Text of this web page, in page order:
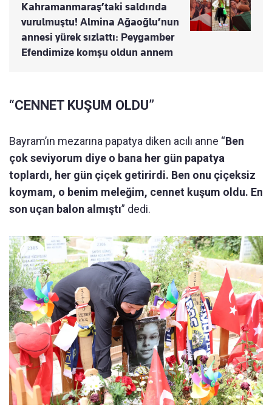
Kahramanmaraş’taki saldırıda
vurulmuştu! Almina Ağaoğlu’nun
annesi yürek sızlattı: Peygamber
Efendimize komşu oldun annem
“CENNET KUŞUM OLDU”
Bayram’ın mezarına papatya diken acılı anne “Ben
çok seviyorum diye o bana her gün papatya
toplardı, her gün çiçek getirirdi. Ben onu çiçeksiz
koymam, o benim meleğim, cennet kuşum oldu. En
son uçan balon almıştı” dedi.